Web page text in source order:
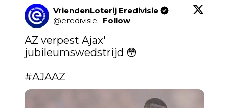
VriendenLoterij Eredivisie
@eredivisie · Follow
AZ verpest Ajax'
jubileumswedstrijd 😳
#AJAAZ